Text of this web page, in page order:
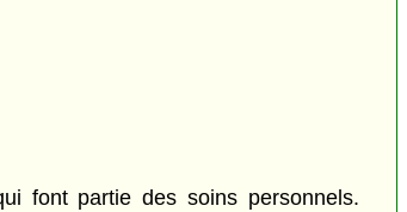
font partie des soins personnels.